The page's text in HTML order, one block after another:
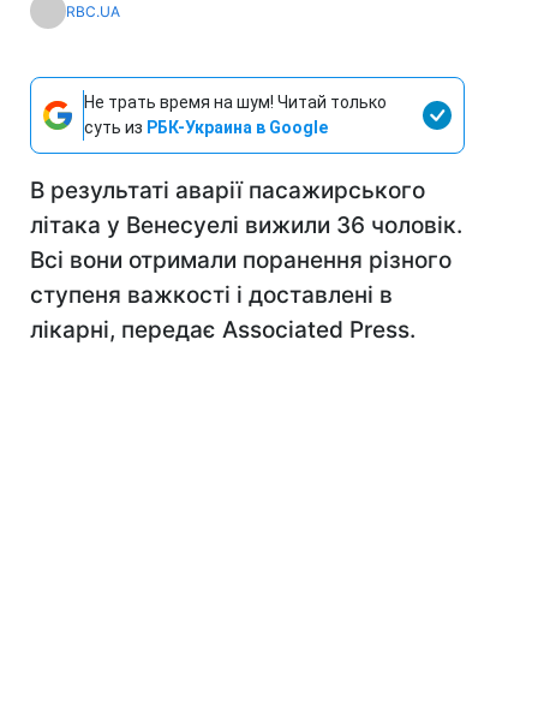
RBC.UA
Не трать время на шум! Читай только
суть из РБК-Украина в Google
В результаті аварії пасажирського
літака у Венесуелі вижили 36 чоловік.
Всі вони отримали поранення різного
ступеня важкості і доставлені в
лікарні, передає Associated Press.